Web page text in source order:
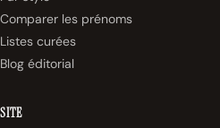
Comparer les prénoms
Listes curées
Blog éditorial
SITE